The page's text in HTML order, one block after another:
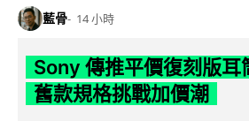
藍骨 14 小時
Sony 傳推平價復刻版
舊款規格挑戰加價潮